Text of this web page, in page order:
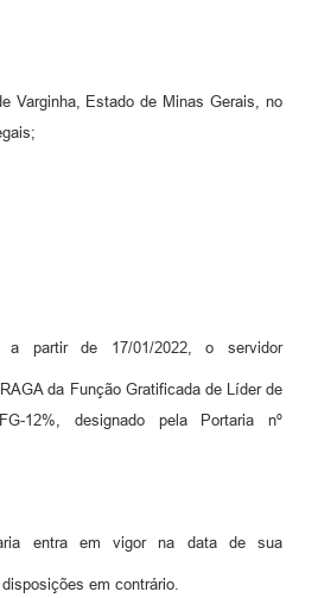
Varginha, Estado de Minas Gerais, no
a partir de 17/01/2022, o servidor
da Função Gratificada de Líder de
12%, designado pela Portaria nº
entra em vigor na data de sua
em contrário.